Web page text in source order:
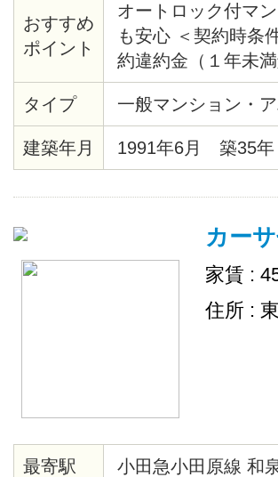
おすすめ
ポイント
オートロック付マ
も安心 ＜契約時条
約違約金（１年未
清掃代35,000円（
タイプ
一般マンション・
建築年月 1991年6月 築35年
カー
家賃 :
住所 :
最寄駅 小田急小田原線 和